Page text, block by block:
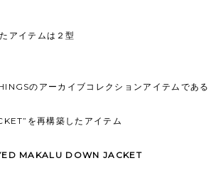
アイテムは２型
のアーカイブコレクションアイテムである
を再構築したアイテム
MAKALU DOWN JACKET